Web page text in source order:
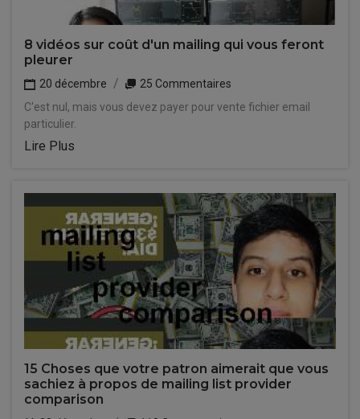
8 vidéos sur coût d'un mailing qui vous feront
pleurer
20 décembre
25 Commentaires
C'est nul, mais vous devez payer pour vente fichier email
particulier.
Lire Plus
15 Choses que votre patron aimerait que vous
sachiez à propos de mailing list provider
comparison